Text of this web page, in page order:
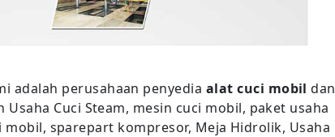
adalah perusahaan penyedia alat cuci mobil dan
Cuci Steam, mesin cuci mobil, paket usaha
sparepart kompresor, Meja Hidrolik, Usaha